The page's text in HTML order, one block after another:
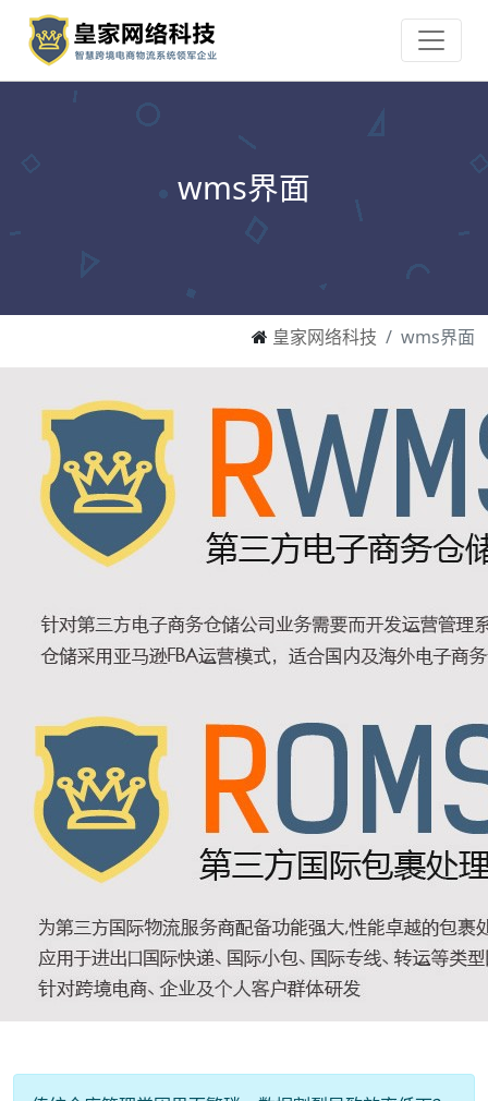
wms界面
皇家网络科技 wms界面